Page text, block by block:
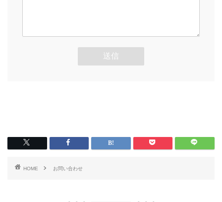
HOME お問い合わせ